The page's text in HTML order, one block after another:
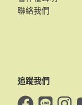
聯絡我們
追蹤我們